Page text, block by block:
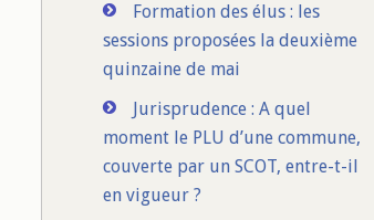
Formation des élus : les
sessions proposées la deuxième
quinzaine de mai
Jurisprudence : A quel
moment le PLU d’une commune,
couverte par un SCOT, entre-t-il
en vigueur ?